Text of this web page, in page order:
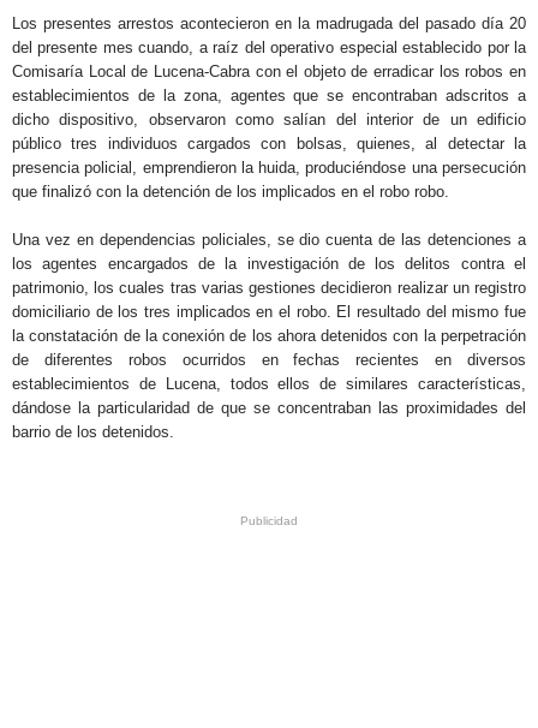
Los presentes arrestos acontecieron en la madrugada del pasado día 20
del presente mes cuando, a raíz del operativo especial establecido por la
Comisaría Local de Lucena-Cabra con el objeto de erradicar los robos en
establecimientos de la zona, agentes que se encontraban adscritos a
dicho dispositivo, observaron como salían del interior de un edificio
público tres individuos cargados con bolsas, quienes, al detectar la
presencia policial, emprendieron la huida, produciéndose una persecución
que finalizó con la detención de los implicados en el robo robo.
Una vez en dependencias policiales, se dio cuenta de las detenciones a
los agentes encargados de la investigación de los delitos contra el
patrimonio, los cuales tras varias gestiones decidieron realizar un registro
domiciliario de los tres implicados en el robo. El resultado del mismo fue
la constatación de la conexión de los ahora detenidos con la perpetración
de diferentes robos ocurridos en fechas recientes en diversos
establecimientos de Lucena, todos ellos de similares características,
dándose la particularidad de que se concentraban las proximidades del
barrio de los detenidos.